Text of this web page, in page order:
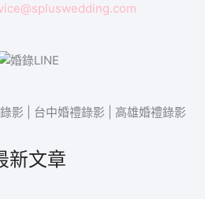
影 | 台中婚禮錄影 | 高雄婚禮錄影
新文章